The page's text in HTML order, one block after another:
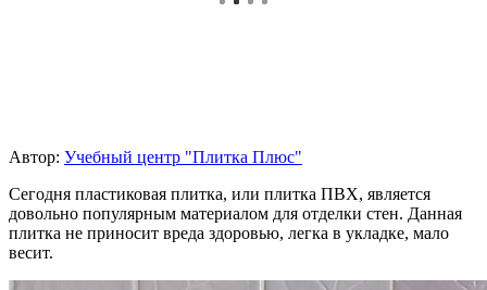
Автор: Учебный центр "Плитка Плюс"
Сегодня пластиковая плитка, или плитка ПВХ, является
довольно популярным материалом для отделки стен. Данная
плитка не приносит вреда здоровью, легка в укладке, мало
весит.